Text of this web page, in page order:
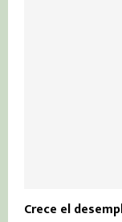
Crece el